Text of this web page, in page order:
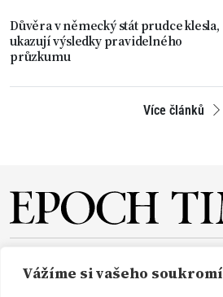
Vážíme si vašeho soukromí
Důvěra v německý stát prudce klesla,
ukazují výsledky pravidelného
průzkumu
Více článků